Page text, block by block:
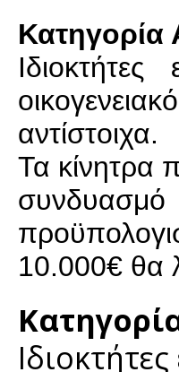
Κατηγορία
αντίστοιχα.
Τα κίνητρα
συνδυασμό
10.000€ θα